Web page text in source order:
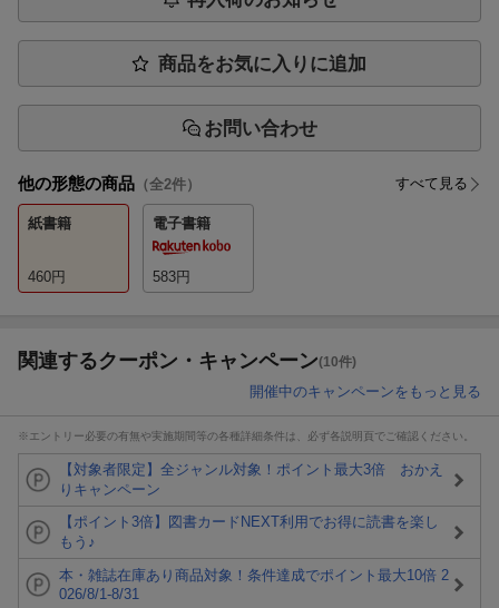
商品をお気に入りに追加
お問い合わせ
他の形態の商品 （全2件） すべて見る
紙書籍
460円
電子書籍
583円
関連するクーポン・キャンペーン(10件)
開催中のキャンペーンをもっと見る
※エントリー必要の有無や実施期間等の各種詳細条件は、必ず各説明頁でご確認ください。
【対象者限定】全ジャンル対象！ポイント最大3倍 おかえ
りキャンペーン
【ポイント3倍】図書カードNEXT利用でお得に読書を楽し
もう♪
本・雑誌在庫あり商品対象！条件達成でポイント最大10倍 2
026/8/1-8/31